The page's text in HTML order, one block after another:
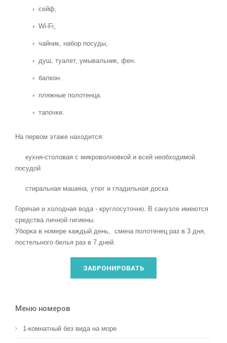
сейф,
Wi-Fi,
чайник, набор посуды,
душ, туалет, умывальник, фен.
балкон.
пляжные полотенца.
тапочки.
На первом этаже находится:
кухня-столовая с микроволновкой и всей необходимой
посудой
стиральная машина, утюг и гладильная доска
Горячая и холодная вода - круглосуточно. В санузле имеются
средства личной гигиены.
Уборка в номере каждый день, смена полотенец раз в 3 дня,
постельного белья раз в 7 дней.
ЗАБРОНИРОВАТЬ
Меню номеров
1-комнатный без вида на море